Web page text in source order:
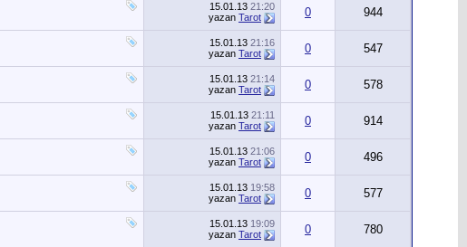
15.01.13 21:20
yazan Tarot 0 944
15.01.13 21:16
yazan Tarot 0 547
15.01.13 21:14
yazan Tarot 0 578
15.01.13 21:11
yazan Tarot 0 914
15.01.13 21:06
yazan Tarot 0 496
15.01.13 19:58
yazan Tarot 0 577
15.01.13 19:09
yazan Tarot 0 780